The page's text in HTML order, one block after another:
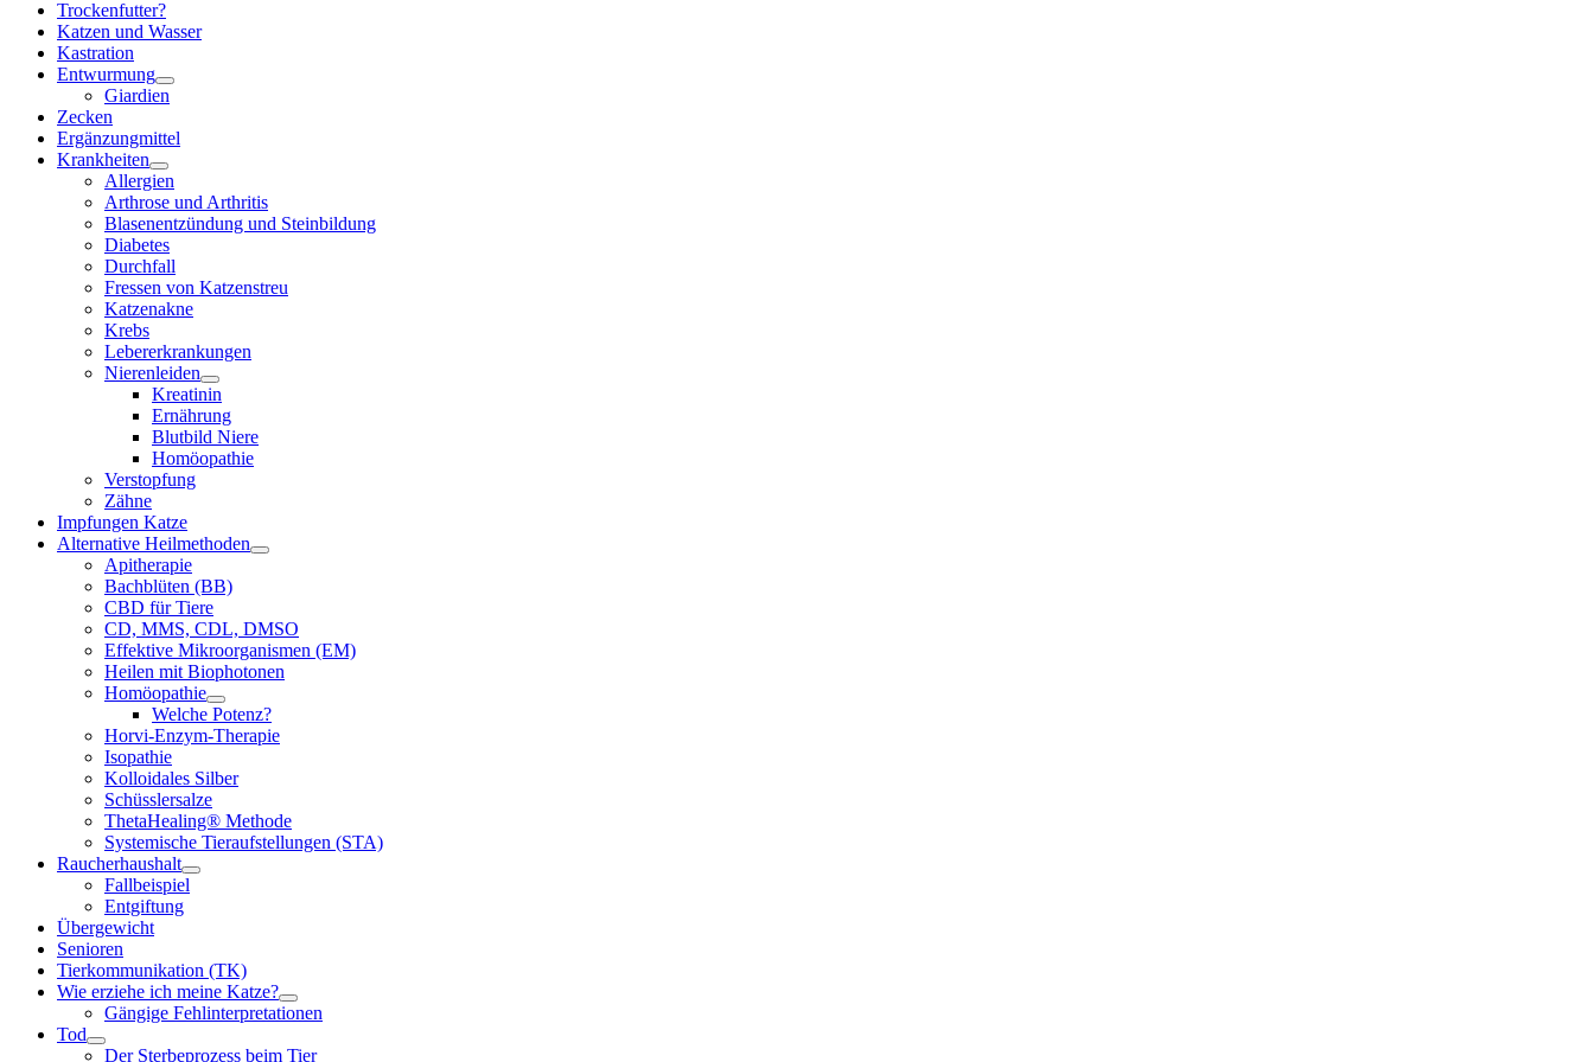
Trockenfutter?
Katzen und Wasser
Kastration
Entwurmung
Giardien
Zecken
Ergänzungmittel
Krankheiten
Allergien
Arthrose und Arthritis
Blasenentzündung und Steinbildung
Diabetes
Durchfall
Fressen von Katzenstreu
Katzenakne
Krebs
Lebererkrankungen
Nierenleiden
Kreatinin
Ernährung
Blutbild Niere
Homöopathie
Verstopfung
Zähne
Impfungen Katze
Alternative Heilmethoden
Apitherapie
Bachblüten (BB)
CBD für Tiere
CD, MMS, CDL, DMSO
Effektive Mikroorganismen (EM)
Heilen mit Biophotonen
Homöopathie
Welche Potenz?
Horvi-Enzym-Therapie
Isopathie
Kolloidales Silber
Schüsslersalze
ThetaHealing® Methode
Systemische Tieraufstellungen (STA)
Raucherhaushalt
Fallbeispiel
Entgiftung
Übergewicht
Senioren
Tierkommunikation (TK)
Wie erziehe ich meine Katze?
Gängige Fehlinterpretationen
Tod
Der Sterbeprozess beim Tier